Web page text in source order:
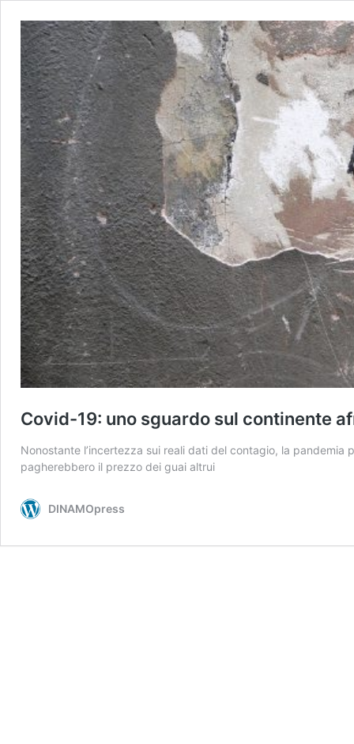
Covid-19: uno sguardo sul continente
Nonostante l’incertezza sui reali dati del contagio, la
pagherebbero il prezzo dei guai altrui
DINAMOpress